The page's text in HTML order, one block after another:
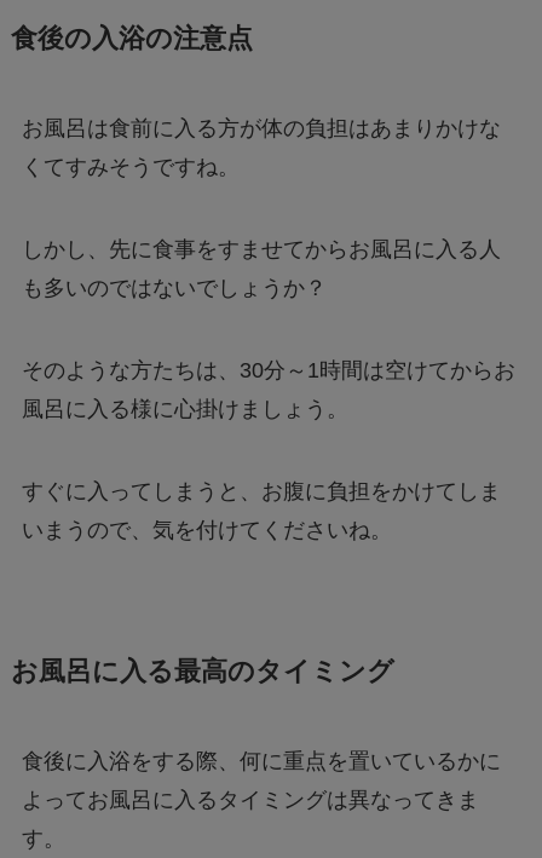
食後の入浴の注意点
お風呂は食前に入る方が体の負担はあまりかけな
くてすみそうですね。
しかし、先に食事をすませてからお風呂に入る人
も多いのではないでしょうか？
そのような方たちは、30分～1時間は空けてからお
風呂に入る様に心掛けましょう。
すぐに入ってしまうと、お腹に負担をかけてしま
いまうので、気を付けてくださいね。
お風呂に入る最高のタイミング
食後に入浴をする際、何に重点を置いているかに
よってお風呂に入るタイミングは異なってきま
す。